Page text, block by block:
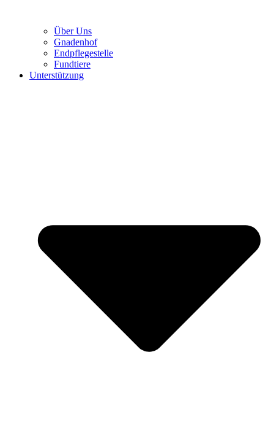
Über Uns
Gnadenhof
Endpflegestelle
Fundtiere
Unterstützung